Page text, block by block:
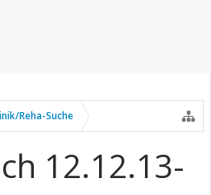
Reha-Suche
12.12.13-